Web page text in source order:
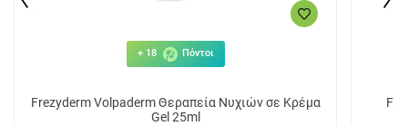
+ 18 Πόντοι
Frezyderm Volpaderm Θεραπεία Νυχιών σε Κρέμα
Gel 25ml